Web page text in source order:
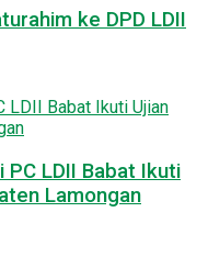
ke DPD LDII
LDII Babat Ikuti
Lamongan